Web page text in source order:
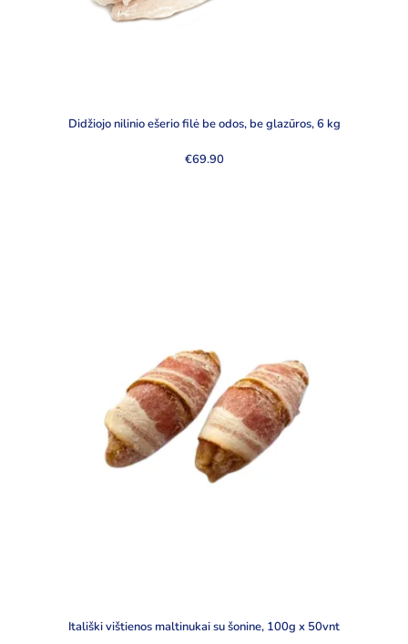
Didžiojo nilinio ešerio filė be odos, be glazūros, 6 kg
€69.90
Itališki vištienos maltinukai su šonine, 100g x 50vnt